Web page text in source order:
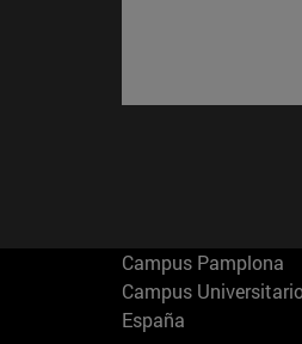
Campus Pamplona
Campus
España